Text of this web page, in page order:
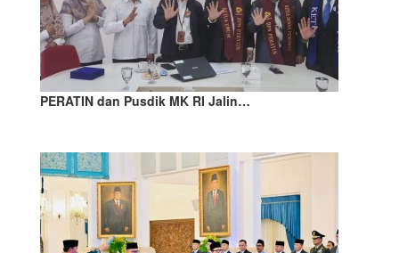
PERATIN dan Pusdik MK RI Jalin…